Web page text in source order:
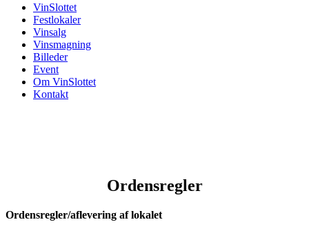
VinSlottet
Festlokaler
Vinsalg
Vinsmagning
Billeder
Event
Om VinSlottet
Kontakt
Ordensregler
Ordensregler/aflevering af lokalet